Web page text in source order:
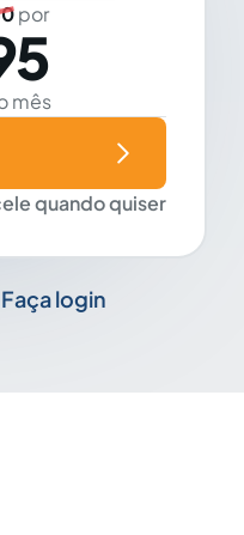
por
mês
quando quiser
Faça login